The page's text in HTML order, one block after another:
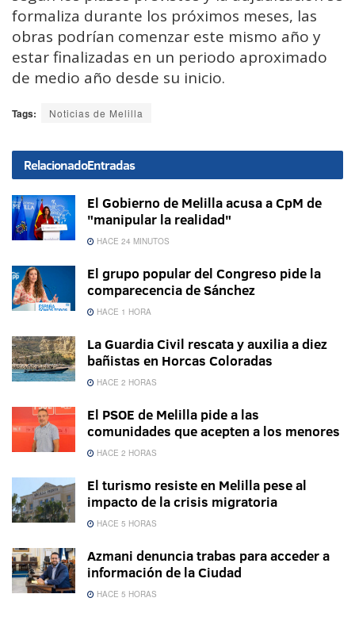
formaliza durante los próximos meses, las
obras podrían comenzar este mismo año y
estar finalizadas en un periodo aproximado
de medio año desde su inicio.
Tags: Noticias de Melilla
RelacionadoEntradas
El Gobierno de Melilla acusa a CpM de
"manipular la realidad"
HACE 24 MINUTOS
El grupo popular del Congreso pide la
comparecencia de Sánchez
HACE 1 HORA
La Guardia Civil rescata y auxilia a diez
bañistas en Horcas Coloradas
HACE 2 HORAS
El PSOE de Melilla pide a las
comunidades que acepten a los menores
HACE 2 HORAS
El turismo resiste en Melilla pese al
impacto de la crisis migratoria
HACE 5 HORAS
Azmani denuncia trabas para acceder a
información de la Ciudad
HACE 5 HORAS